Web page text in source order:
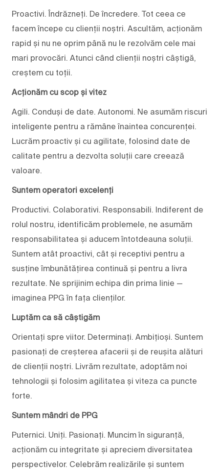
Proactivi. Îndrăzneți. De încredere. Tot ceea ce
facem începe cu clienții noștri. Ascultăm, acționăm
rapid și nu ne oprim până nu le rezolvăm cele mai
mari provocări. Atunci când clienții noștri câștigă,
creștem cu toții.
Acționăm cu scop și vitez
Agili. Conduși de date. Autonomi. Ne asumăm riscuri
inteligente pentru a rămâne înaintea concurenței.
Lucrăm proactiv și cu agilitate, folosind date de
calitate pentru a dezvolta soluții care creează
valoare.
Suntem operatori excelenți
Productivi. Colaborativi. Responsabili. Indiferent de
rolul nostru, identificăm problemele, ne asumăm
responsabilitatea și aducem întotdeauna soluții.
Suntem atât proactivi, cât și receptivi pentru a
susține îmbunătățirea continuă și pentru a livra
rezultate. Ne sprijinim echipa din prima linie —
imaginea PPG în fața clienților.
Luptăm ca să câștigăm
Orientați spre viitor. Determinați. Ambițioși. Suntem
pasionați de creșterea afacerii și de reușita alături
de clienții noștri. Livrăm rezultate, adoptăm noi
tehnologii și folosim agilitatea și viteza ca puncte
forte.
Suntem mândri de PPG
Puternici. Uniți. Pasionați. Muncim în siguranță,
acționăm cu integritate și apreciem diversitatea
perspectivelor. Celebrăm realizările și suntem